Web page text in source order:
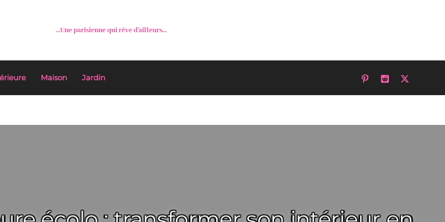
...Une parisienne qui rêve d'ailleurs...
Maison Jardin